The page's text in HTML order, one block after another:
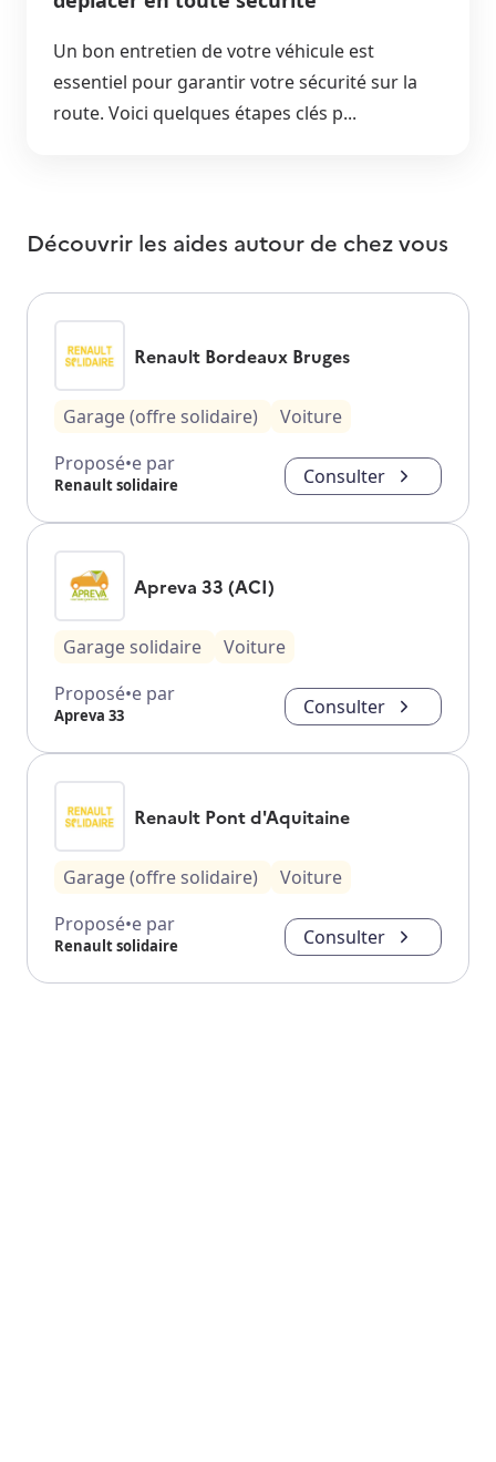
Un bon entretien de votre véhicule est
essentiel pour garantir votre sécurité sur la
route. Voici quelques étapes clés p...
Découvrir les aides autour de chez vous
Renault Bordeaux Bruges
Garage (offre solidaire)
Voiture
Proposé•e par
Renault solidaire Consulter
Apreva 33 (ACI)
Garage solidaire
Voiture
Proposé•e par
Apreva 33 Consulter
Renault Pont d'Aquitaine
Garage (offre solidaire)
Voiture
Proposé•e par
Renault solidaire Consulter